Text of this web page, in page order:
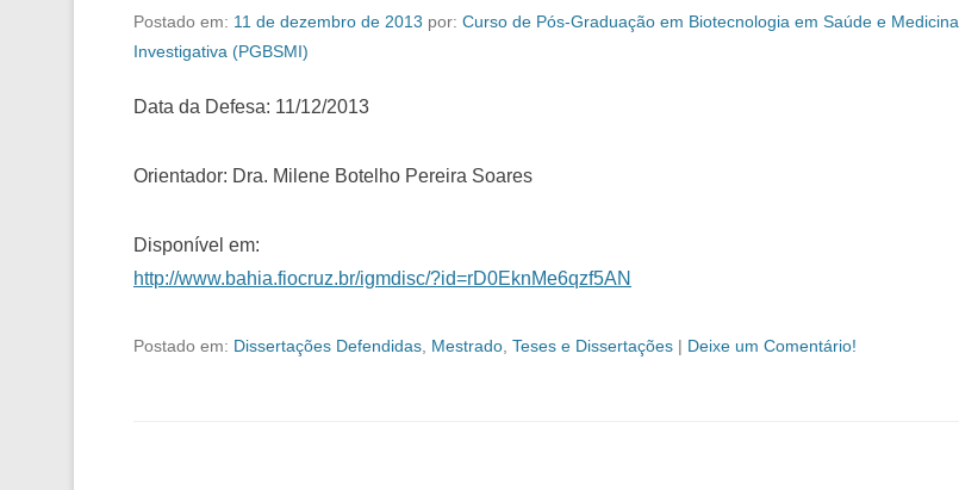
Postado em: 11 de dezembro de 2013 por: Curso de Pós-Graduação em Biotecnologia em Saúde e Medicina
Investigativa (PGBSMI)
Data da Defesa: 11/12/2013
Orientador: Dra. Milene Botelho Pereira Soares
Disponível em:
http://www.bahia.fiocruz.br/igmdisc/?id=rD0EknMe6qzf5AN
Postado em: Dissertações Defendidas Mestrado Teses e Dissertações | Deixe um Comentário!